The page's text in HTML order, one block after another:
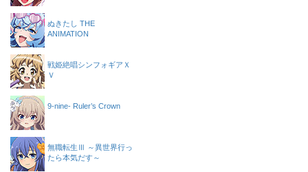
ぬきたし THE
ANIMATION
戦姫絶唱シンフォギアＸ
Ｖ
9-nine- Ruler’s Crown
無職転生Ⅲ ～異世界行っ
たら本気だす～